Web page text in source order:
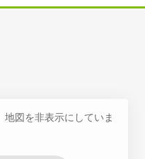
図を非表示にしていま